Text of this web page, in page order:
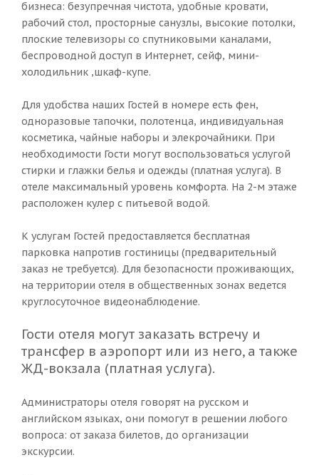
бизнеса: безупречная чистота, удобные кровати,
рабочий стол, просторные санузлы, высокие потолки,
плоские телевизоры со спутниковыми каналами,
беспроводной доступ в Интернет, сейф, мини-
холодильник ,шкаф-купе.
Для удобства наших Гостей в номере есть фен,
одноразовые тапочки, полотенца, индивидуальная
косметика, чайные наборы и элекрочайники. При
необходимости Гости могут воспользоваться услугой
стирки и глажки белья и одежды (платная услуга). В
отеле максимальный уровень комфорта. На 2-м этаже
расположен кулер с питьевой водой.
К услугам Гостей предоставляется бесплатная
парковка напротив гостиницы (предварительный
заказ не требуется). Для безопасности проживающих,
на территории отеля в общественных зонах ведется
круглосуточное видеонаблюдение.
Гости отеля могут заказать встречу и
трансфер в аэропорт или из него, а также
ЖД-вокзала (платная услуга).
Администраторы отеля говорят на русском и
английском языках, они помогут в решении любого
вопроса: от заказа билетов, до организации
экскурсии.